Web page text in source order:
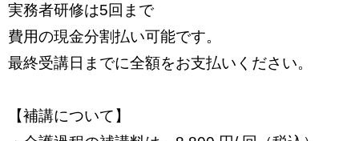
実務者研修は5回まで
費用の現金分割払い可能です。
最終受講日までに全額をお支払いください。
【補講について】